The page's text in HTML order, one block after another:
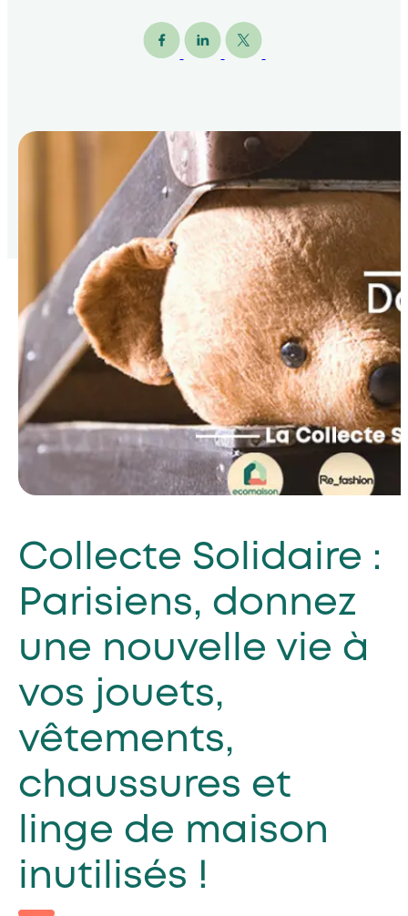
Collecte Solidaire :
Parisiens, donnez
une nouvelle vie à
vos jouets,
vêtements,
chaussures et
linge de maison
inutilisés !